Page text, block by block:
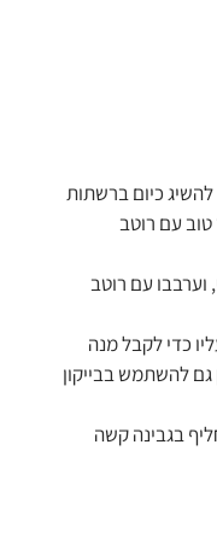
להשיג כיום ברשתות
עם רוטב
וערבבו עם רוטב
כדי לקבל מנה
גם להשתמש בבייקון
בגבינה קשה